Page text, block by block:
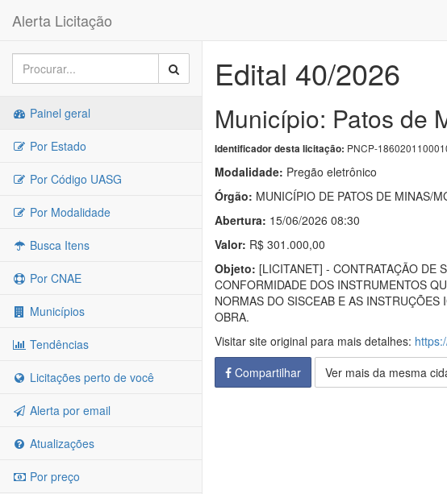
Alerta Licitação
Painel geral
Por Estado
Por Código UASG
Por Modalidade
Busca Itens
Por CNAE
Municípios
Tendências
Licitações perto de você
Alerta por email
Atualizações
Por preço
Edital 40/2026
Município: Patos de
Identificador desta licitação: PNCP-
Modalidade: Pregão eletrônico
Órgão: MUNICÍPIO DE PATOS DE MINAS/
Abertura: 15/06/2026 08:30
Valor: R$ 301.000,00
Objeto: [LICITANET] - CONTRATAÇÃO DE
CONFORMIDADE DOS INSTRUMENTOS
NORMAS DO SISCEAB E AS
OBRA.
Visitar site original para mais detalhes:
Compartilhar
Ver mais da mesma